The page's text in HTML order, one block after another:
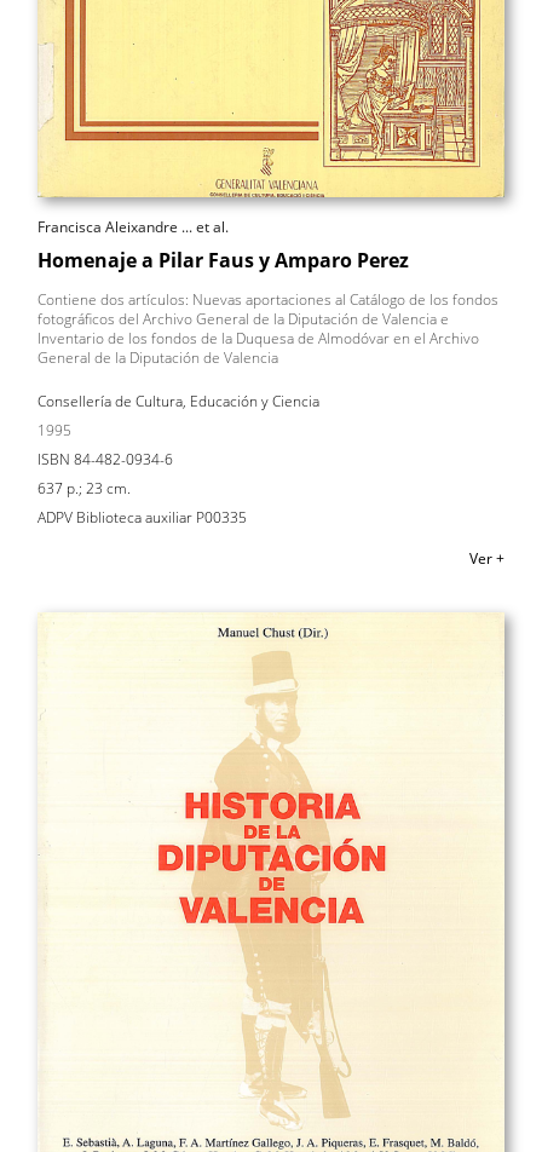
Francisca Aleixandre ... et al.
Homenaje a Pilar Faus y Amparo Perez
Contiene dos artículos: Nuevas aportaciones al Catálogo de los fondos
fotográficos del Archivo General de la Diputación de Valencia e
Inventario de los fondos de la Duquesa de Almodóvar en el Archivo
General de la Diputación de Valencia
Consellería de Cultura, Educación y Ciencia
1995
ISBN 84-482-0934-6
637 p.; 23 cm.
ADPV Biblioteca auxiliar P00335
Ver +